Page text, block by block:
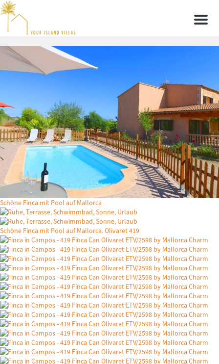
Menu
Schöne Finca mit Pool auf Mallorca
Schöne Finca mit Pool auf Mallorca. Olivaret 419